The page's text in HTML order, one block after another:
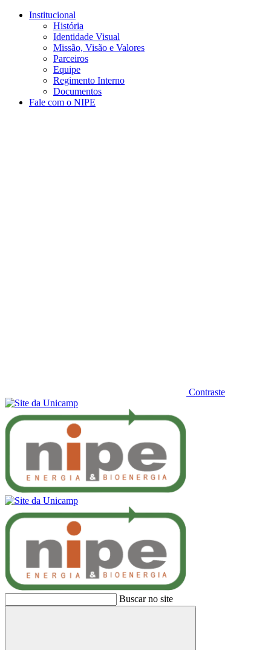
Conteúdo principal
Institucional
História
Identidade Visual
Missão, Visão e Valores
Parceiros
Equipe
Regimento Interno
Documentos
Fale com o NIPE
Contraste
Buscar no site